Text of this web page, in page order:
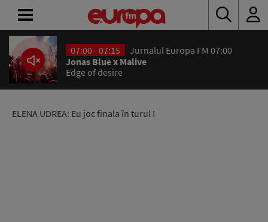
07:00 - 07:15
Jurnalul Europa FM 07:00
Jonas Blue x Malive
Edge of desire
ELENA UDREA: Eu joc finala în turul I
ACASĂ
ȘTIRI
RADIO